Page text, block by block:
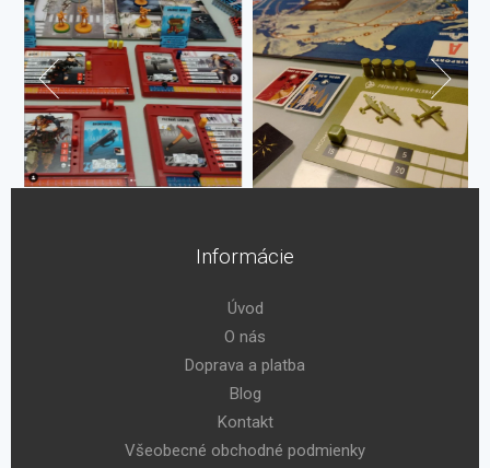
Informácie
Úvod
O nás
Doprava a platba
Blog
Kontakt
Všeobecné obchodné podmienky